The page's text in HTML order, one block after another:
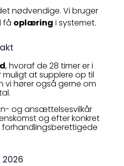
nødvendige. Vi bruger
få oplæring i systemet.
, hvoraf de 28 timer er i
at supplere op til
vi hører også gerne om
og ansættelsesvilkår
og efter konkret